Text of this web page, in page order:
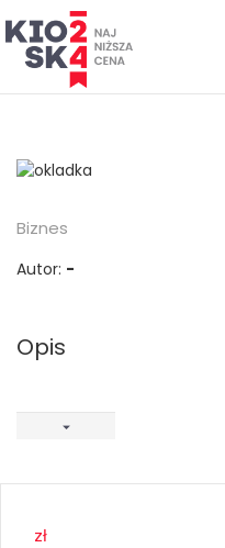
Biznes
Autor: -
Opis
zł